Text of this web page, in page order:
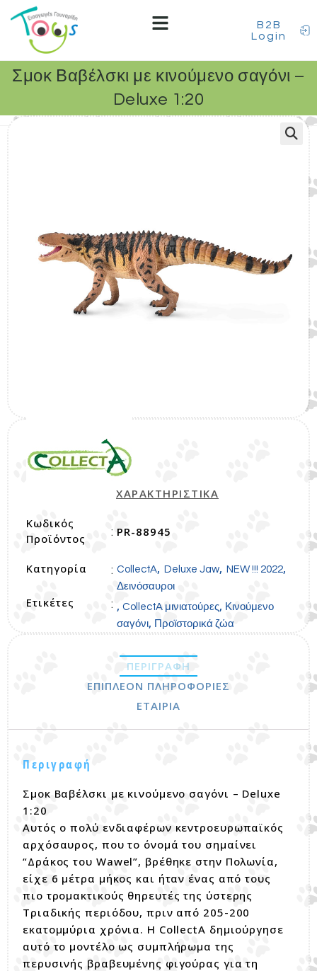
B2B
Login
Σμοκ Βαβέλσκι με κινούμενο σαγόνι –
Deluxe 1:20
ΧΑΡΑΚΤΗΡΙΣΤΙΚΑ
Κωδικός
Προϊόντος
: PR-88945
Κατηγορία : CollectA, Deluxe Jaw, NEW !!! 2022,
Δεινόσαυροι
Ετικέτες : , CollectA μινιατούρες, Κινούμενο
σαγόνι, Προϊστορικά ζώα
ΠΕΡΙΓΡΑΦΉ
ΕΠΙΠΛΈΟΝ ΠΛΗΡΟΦΟΡΊΕΣ
ΕΤΑΙΡΊΑ
Περιγραφή
Σμοκ Βαβέλσκι με κινούμενο σαγόνι – Deluxe
1:20
Αυτός ο πολύ ενδιαφέρων κεντροευρωπαϊκός
αρχόσαυρος, που το όνομά του σημαίνει
“Δράκος του Wawel”, βρέθηκε στην Πολωνία,
είχε 6 μέτρα μήκος και ήταν ένας από τους
πιο τρομακτικούς θηρευτές της ύστερης
Τριαδικής περιόδου, πριν από 205-200
εκατομμύρια χρόνια. Η CollectA δημιούργησε
αυτό το μοντέλο ως συμπλήρωμα της
περυσινής βραβευμένης φιγούρας για τη